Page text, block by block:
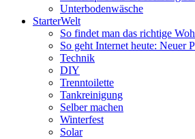
Unterbodenwäsche
StarterWelt
So findet man das richtige
So geht Internet heute: Neuer
Technik
DIY
Trenntoilette
Tankreinigung
Selber machen
Winterfest
Solar